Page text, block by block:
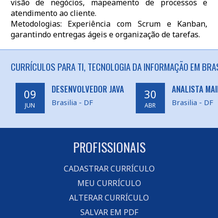
visão de negócios, mapeamento de processos e
atendimento ao cliente.
Metodologias: Experiência com Scrum e Kanban,
garantindo entregas ágeis e organização de tarefas.
CURRÍCULOS PARA TI, TECNOLOGIA DA INFORMAÇÃO EM
09
JUN
DESENVOLVEDOR JAVA
Brasilia - DF
30
ABR
ANALISTA
Brasilia - DF
PROFISSIONAIS
CADASTRAR CURRÍCULO
MEU CURRÍCULO
ALTERAR CURRÍCULO
SALVAR EM PDF